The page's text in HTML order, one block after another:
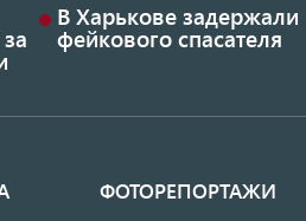
В Харькове задержали
фейкового спасателя
ФОТОРЕПОРТАЖИ